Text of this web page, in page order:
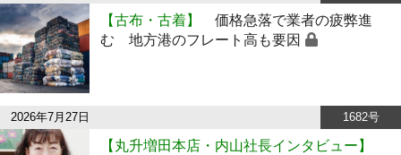
【古布・古着】
価格急落で業者の疲弊進
む 地方港のフレート高も要因
2026年7月27日 1682号
【丸升増田本店・内山社長インタビュー】